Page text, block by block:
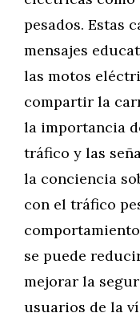
pesados. Estas
mensajes
las motos
compartir la
la importancia
tráfico y las
la conciencia
con el tráfico
se puede
mejorar la
usuarios de la